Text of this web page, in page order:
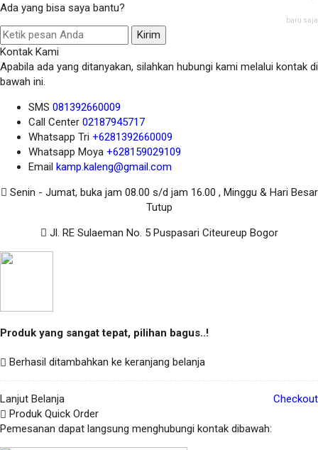
Ada yang bisa saya bantu?
baru saja
Kirim
Kontak Kami
Apabila ada yang ditanyakan, silahkan hubungi kami melalui kontak di
bawah ini.
SMS 081392660009
Call Center 02187945717
Whatsapp Tri +6281392660009
Whatsapp Moya +628159029109
Email kamp.kaleng@gmail.com
Senin - Jumat, buka jam 08.00 s/d jam 16.00 , Minggu & Hari Besar
Tutup
Jl. RE Sulaeman No. 5 Puspasari Citeureup Bogor
Produk yang sangat tepat, pilihan bagus..!
Berhasil ditambahkan ke keranjang belanja
Lanjut Belanja
Checkout
Produk Quick Order
Pemesanan dapat langsung menghubungi kontak dibawah: